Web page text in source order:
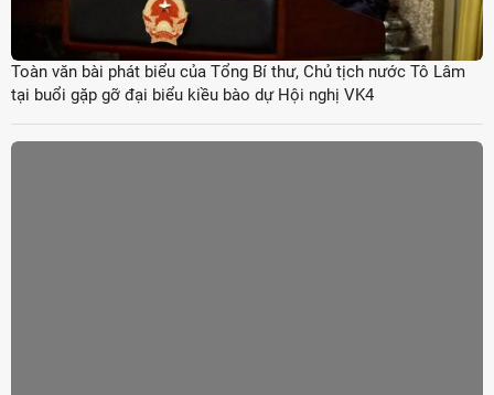
Toàn văn bài phát biểu của Tổng Bí thư, Chủ tịch nước Tô Lâm
tại buổi gặp gỡ đại biểu kiều bào dự Hội nghị VK4